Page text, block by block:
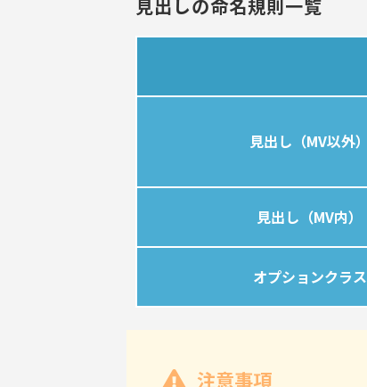
見出しの命名規則一覧
見出し（MV以外）
見出し（MV内）
オプションクラス
注意事項